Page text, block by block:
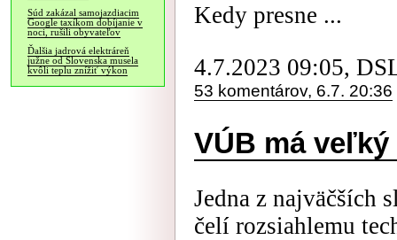
Súd zakázal samojazdiacim
Google taxíkom dobíjanie v
noci, rušili obyvateľov
Ďalšia jadrová elektráreň
južne od Slovenska musela
kvôli teplu znížiť výkon
Kedy presne ...
4.7.2023 09:05,
53 komentárov, 6.7. 20:36
VÚB má
Jedna z najväčších
čelí rozsiahlemu